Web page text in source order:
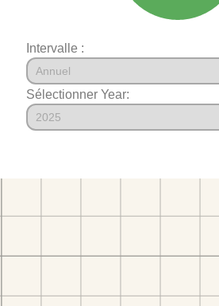
Intervalle :
Sélectionner Year: